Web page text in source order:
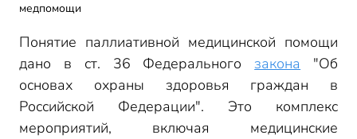
медпомощи
Понятие паллиативной медицинской помощи
дано в ст. 36 Федеральногозакона "Об
основах охраны здоровья граждан в
Российской Федерации". Это комплекс
мероприятий, включая медицинские